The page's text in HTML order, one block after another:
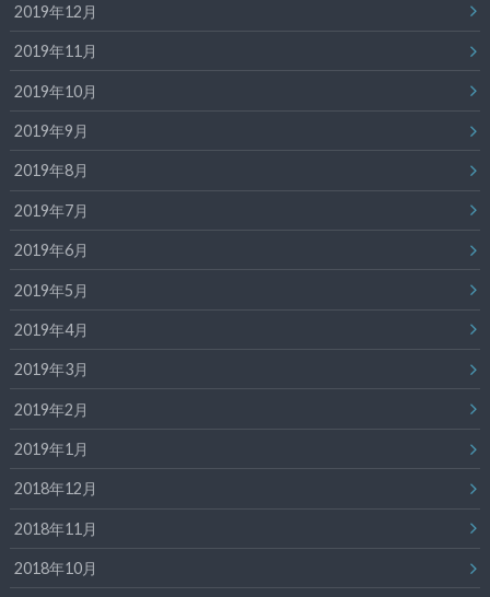
2019年12月
2019年11月
2019年10月
2019年9月
2019年8月
2019年7月
2019年6月
2019年5月
2019年4月
2019年3月
2019年2月
2019年1月
2018年12月
2018年11月
2018年10月